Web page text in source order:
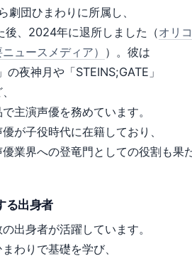
劇団ひまわりに所属し、
後、2024年に退所しました（オリコ
ュースメディア） ）。彼は
の夜神月や「STEINS;GATE」
主演声優を務めています。
が子役時代に在籍しており、
業界への登竜門としての役割も果
る出身者
出身者が活躍しています。
わりで基礎を学び、